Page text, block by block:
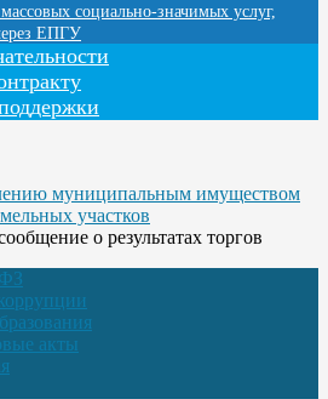
социально-значимых услуг,
ЕПГУ
муниципальным имуществом
участков
о результатах торгов
акты